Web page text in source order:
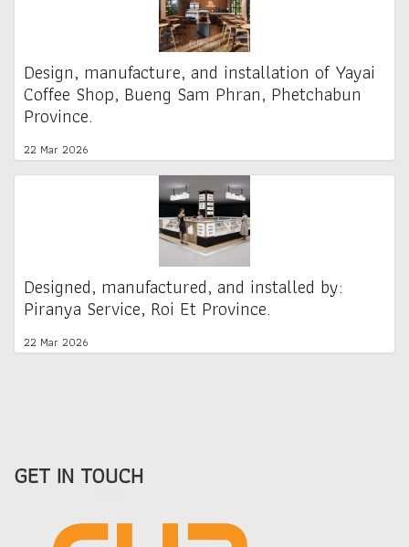
Design, manufacture, and installation of Yayai
Coffee Shop, Bueng Sam Phran, Phetchabun
Province.
22 Mar 2026
Designed, manufactured, and installed by:
Piranya Service, Roi Et Province.
22 Mar 2026
GET IN TOUCH